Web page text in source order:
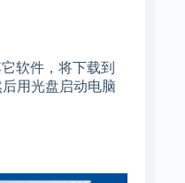
软件，将下载到
用光盘启动电脑